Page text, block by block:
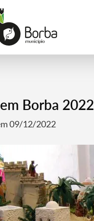
Borba 2022
09/12/2022